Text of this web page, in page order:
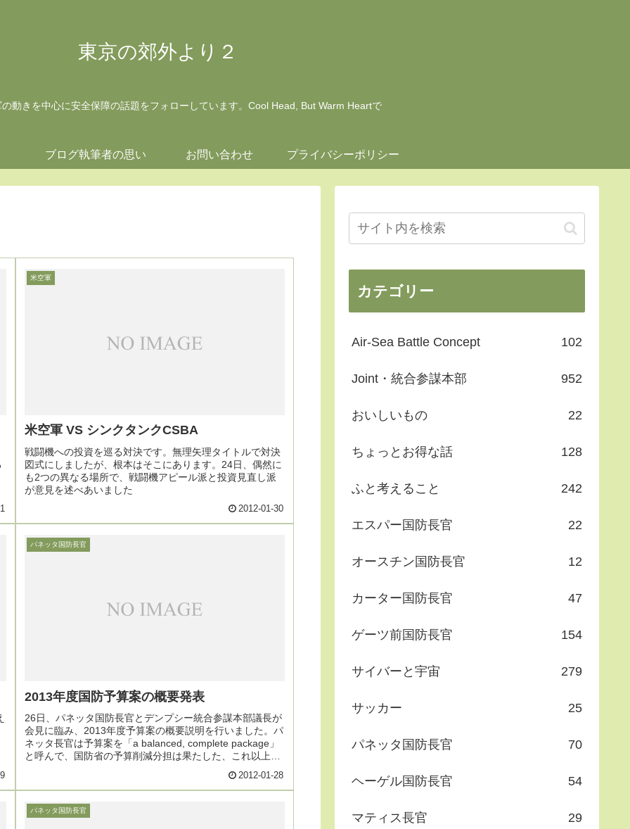
東京の郊外より２
動きを中心に安全保障の話題をフォローしています。Cool Head, But Warm Heartで
ブログ執筆者の思い お問い合わせ プライバシーポリシー
米空軍
米空軍 VS シンクタンクCSBA
戦闘機への投資を巡る対決です。無理矢理タイトルで対決
図式にしましたが、根本はそこにあります。24日、偶然に
も2つの異なる場所で、戦闘機アピール派と投資見直し派
が意見を述べあいました
2012-01-30
パネッタ国防長官
2013年度国防予算案の概要発表
26日、パネッタ国防長官とデンプシー統合参謀本部議長が
会見に臨み、2013年度予算案の概要説明を行いました。パ
ネッタ長官は予算案を「a balanced, complete package」
と呼んで、国防省の予算削減分担は果たした、これ以上の
2012-01-28
パネッタ国防長官
カテゴリー
Air-Sea Battle Concept 102
Joint・統合参謀本部 952
おいしいもの 22
ちょっとお得な話 128
ふと考えること 242
エスパー国防長官 22
オースチン国防長官 12
カーター国防長官 47
ゲーツ前国防長官 154
サイバーと宇宙 279
サッカー 25
パネッタ国防長官 70
ヘーゲル国防長官 54
マティス長官 29